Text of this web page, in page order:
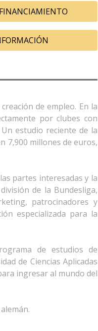
de empleo. En la
por clubes con
estudio reciente de la
7,900 millones de euros,
partes interesadas y la
de la Bundesliga,
patrocinadores y
especializada para la
de estudios de
de Ciencias Aplicadas
ingresar al mundo del